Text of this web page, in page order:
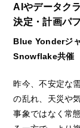
AIやデータク
決定・計画パ
Blue Yonderジ
Snowflake共催
昨今、不安定な
の乱れ、天災や
事象ではなく常